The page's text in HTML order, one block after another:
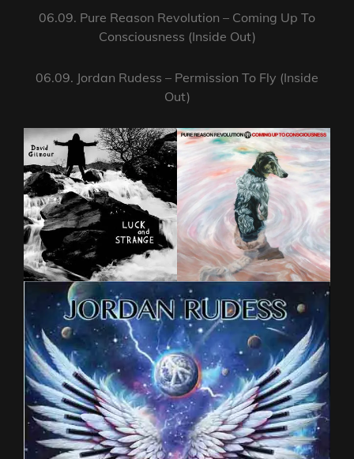
06.09. Pure Reason Revolution – Coming Up To
Consciousness (Inside Out)
06.09. Jordan Rudess – Permission To Fly (Inside
Out)